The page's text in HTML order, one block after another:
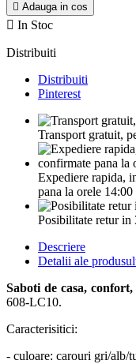
 Adauga in cos
 In Stoc
Distribuiti
Distribuiti
Pinterest
Transport gratuit,
Expediere rapida,
pana la orele 14:00
Posibilitate retur in
Descriere
Detalii ale
Saboti de casa,
608-LC10.
Caracterisitici:
- culoare: carouri gri/alb/